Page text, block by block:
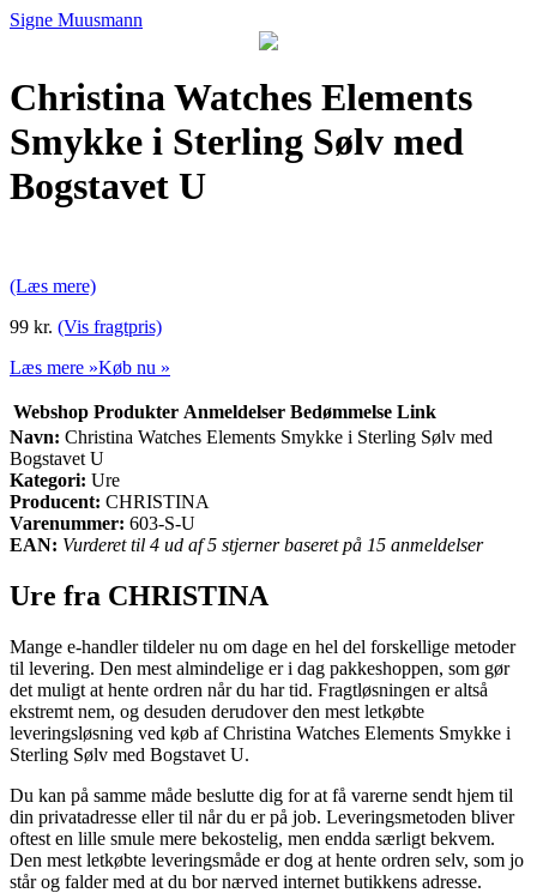
Signe Muusmann
Christina Watches Elements
Smykke i Sterling Sølv med
Bogstavet U
(Læs mere)
99 kr. (Vis fragtpris)
Læs mere »Køb nu »
Webshop Produkter Anmeldelser Bedømmelse Link
Navn: Christina Watches Elements Smykke i Sterling Sølv med
Bogstavet U
Kategori: Ure
Producent: CHRISTINA
Varenummer: 603-S-U
EAN: Vurderet til 4 ud af 5 stjerner baseret på 15 anmeldelser
Ure fra CHRISTINA
Mange e-handler tildeler nu om dage en hel del forskellige metoder
til levering. Den mest almindelige er i dag pakkeshoppen, som gør
det muligt at hente ordren når du har tid. Fragtløsningen er altså
ekstremt nem, og desuden derudover den mest letkøbte
leveringsløsning ved køb af Christina Watches Elements Smykke i
Sterling Sølv med Bogstavet U.
Du kan på samme måde beslutte dig for at få varerne sendt hjem til
din privatadresse eller til når du er på job. Leveringsmetoden bliver
oftest en lille smule mere bekostelig, men endda særligt bekvem.
Den mest letkøbte leveringsmåde er dog at hente ordren selv, som jo
står og falder med at du bor nærved internet butikkens adresse.